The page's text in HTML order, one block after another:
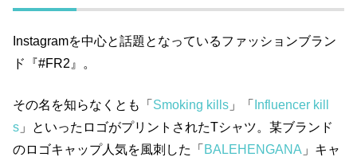
Instagramを中心と話題となっているファッションブラン
ド『#FR2 』。
その名を知らなくとも「 Smoking kills 」「
Influencer kill
s 」といったロゴがプリントされたTシャツ。某ブランド
のロゴキャップ人気を風刺した「 BALEHENGANA 」キャ